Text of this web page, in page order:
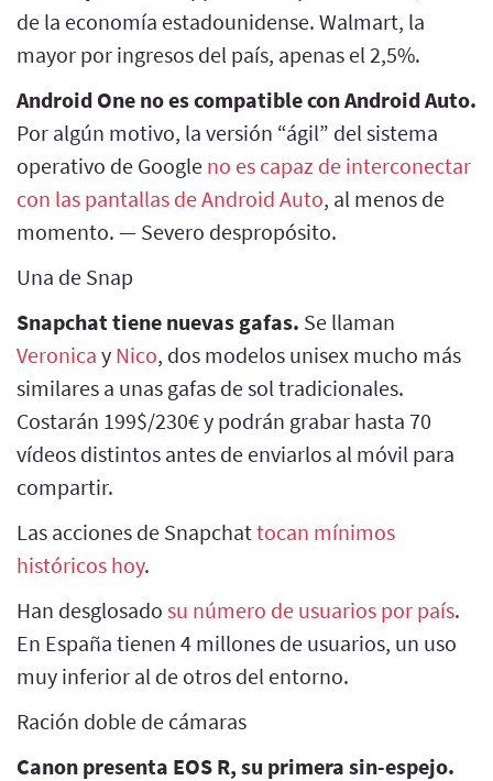
de la economía estadounidense. Walmart, la
mayor por ingresos del país, apenas el 2,5%.
Android One no es compatible con Android Auto.
Por algún motivo, la versión “ágil” del sistema
operativo de Google no es capaz de interconectar
con las pantallas de Android Auto, al menos de
momento. — Severo despropósito.
Una de Snap
Snapchat tiene nuevas gafas. Se llaman
Veronica y Nico, dos modelos unisex mucho más
similares a unas gafas de sol tradicionales.
Costarán 199$/230€ y podrán grabar hasta 70
vídeos distintos antes de enviarlos al móvil para
compartir.
Las acciones de Snapchattocan mínimos
históricos hoy.
Han desglosado su número de usuarios por país.
En España tienen 4 millones de usuarios, un uso
muy inferior al de otros del entorno.
Ración doble de cámaras
Canon presenta EOS R, su primera sin-espejo.